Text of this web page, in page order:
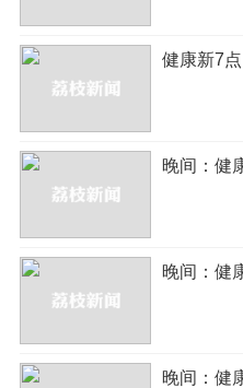
健康新7
晚间：健
晚间：健
晚间：健